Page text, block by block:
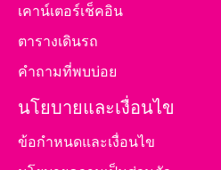
เคาน์เตอร์เช็คอิน
ตารางเดินรถ
คำถามที่พบบ่อย
นโยบายและเงื่อนไข
ข้อกำหนดและเงื่อนไข